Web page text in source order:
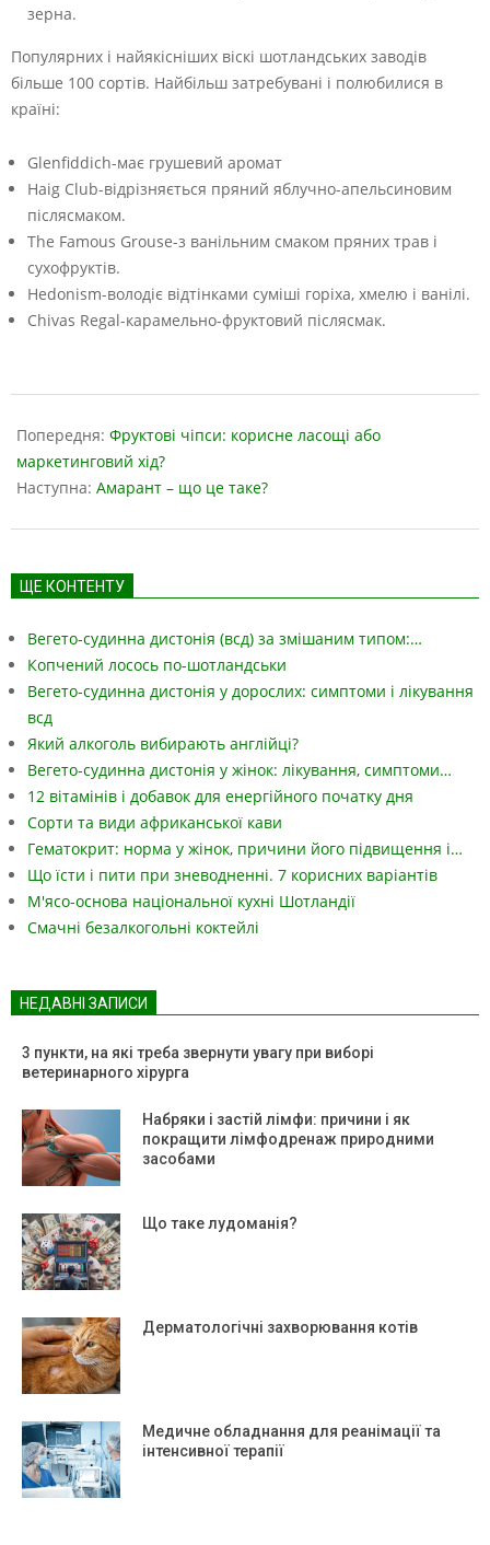
зерна.
Популярних і найякісніших віскі шотландських заводів
більше 100 сортів. Найбільш затребувані і полюбилися в
країні:
Glenfiddich-має грушевий аромат
Haig Club-відрізняється пряний яблучно-апельсиновим
післясмаком.
The Famous Grouse-з ванільним смаком пряних трав і
сухофруктів.
Hedonism-володіє відтінками суміші горіха, хмелю і ванілі.
Chivas Regal-карамельно-фруктовий післясмак.
06-
13
Попередня: Фруктові чіпси: корисне ласощі або
маркетинговий хід?
Наступна: Амарант – що це таке?
ЩЕ КОНТЕНТУ
Вегето-судинна дистонія (всд) за змішаним типом:…
Копчений лосось по-шотландськи
Вегето-судинна дистонія у дорослих: симптоми і лікування
всд
Який алкоголь вибирають англійці?
Вегето-судинна дистонія у жінок: лікування, симптоми…
12 вітамінів і добавок для енергійного початку дня
Сорти та види африканської кави
Гематокрит: норма у жінок, причини його підвищення і…
Що їсти і пити при зневодненні. 7 корисних варіантів
М'ясо-основа національної кухні Шотландії
Смачні безалкогольні коктейлі
НЕДАВНІ ЗАПИСИ
3 пункти, на які треба звернути увагу при виборі
ветеринарного хірурга
Набряки і застій лімфи: причини і як
покращити лімфодренаж природними
засобами
Що таке лудоманія?
Дерматологічні захворювання котів
Медичне обладнання для реанімації та
інтенсивної терапії